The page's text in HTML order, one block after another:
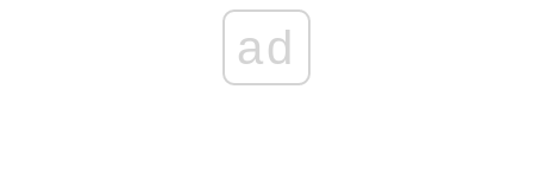
ad